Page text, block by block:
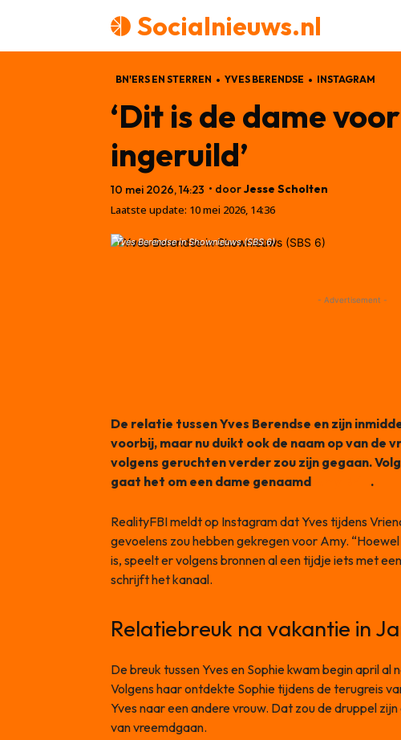
Socialnieuws.nl
BN'ERS EN STERREN YVES BERENDSE INSTAGRAM
‘Dit is de dame
ingeruild’
10 mei 2026, 14:23 • doorJesse Scholten
Laatste update: 10 mei 2026, 14:36
Yves Berendse in Shownieuws (SBS 6)
- Advertisement -
De relatie tussen Yves Berendse en zijn
voorbij, maar nu duikt ook de naam op van de
volgens geruchten verder zou zijn gegaan.
gaat het om een dame genaamd
.
RealityFBI meldt op Instagram dat Yves tijdens
gevoelens zou hebben gekregen voor Amy.
is, speelt er volgens bronnen al een tijdje iets met
schrijft het kanaal.
Relatiebreuk na vakantie in
De breuk tussen Yves en Sophie kwam begin april al
Volgens haar ontdekte Sophie tijdens de terugreis
Yves naar een andere vrouw. Dat zou de druppel
van vreemdgaan.